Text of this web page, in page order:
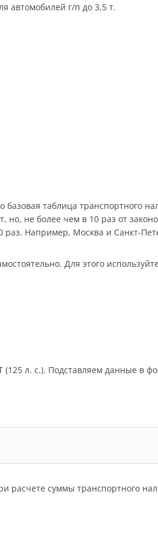
автомобилей г/п до 3,5 т.
таблица транспортного
не более чем в 10 раз от
раз. Например, Москва и Санкт-
Для этого
л. с.). Подставляем данные в
суммы транспортного